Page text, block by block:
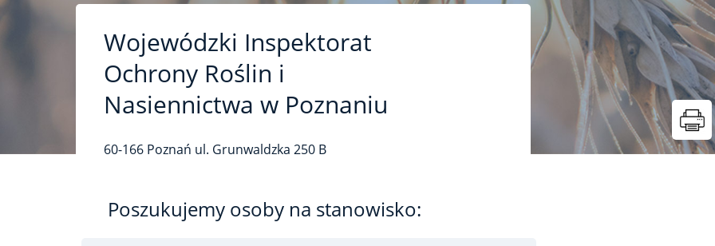
Wojewódzki Inspektorat
Ochrony Roślin i
Nasiennictwa w Poznaniu
60-166 Poznań ul. Grunwaldzka 250 B
Poszukujemy osoby na stanowisko: